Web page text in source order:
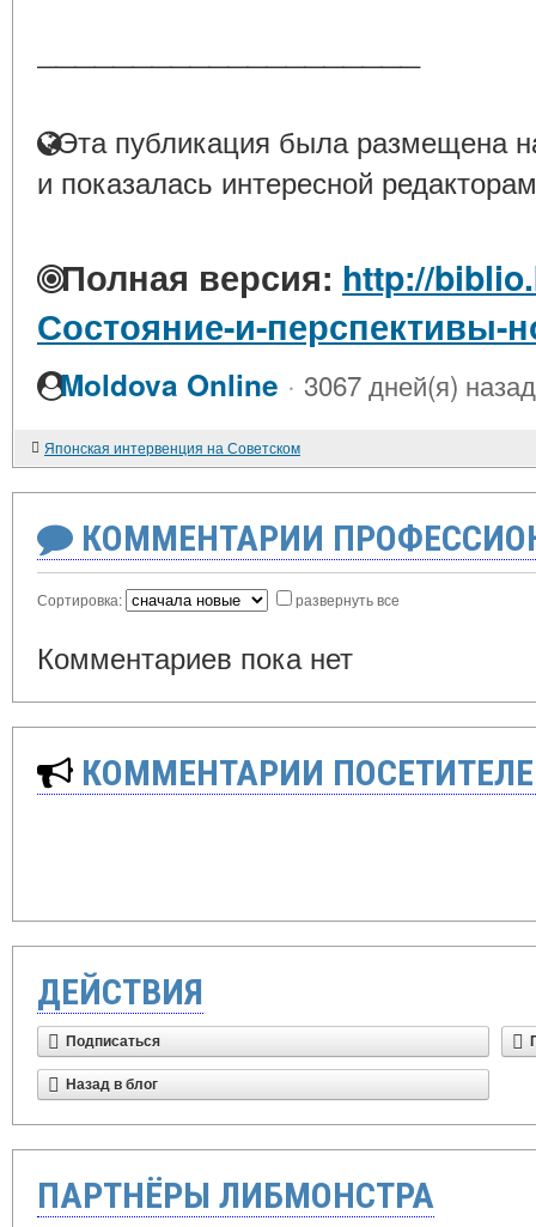
Эта публикация была размещена
и показалась интересной
Полная версия: http://
Состояние-и-перспективы-
Moldova Online · 3067 дней(я) назад
Японская интервенция на Советском
КОММЕНТАРИИ
Сортировка: развернуть все
Комментариев пока нет
КОММЕНТАРИИ
ДЕЙСТВИЯ
Подписаться
Назад в блог
ПАРТНЁРЫ ЛИБМОНСТРА